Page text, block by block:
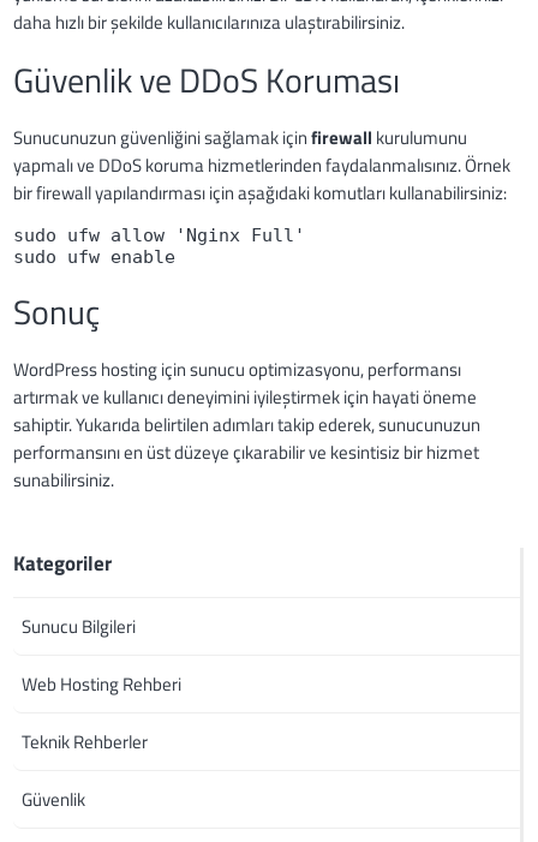
daha hızlı bir şekilde kullanıcılarınıza ulaştırabilirsiniz.
Güvenlik ve DDoS Koruması
Sunucunuzun güvenliğini sağlamak içinfirewall kurulumunu
yapmalı ve DDoS koruma hizmetlerinden faydalanmalısınız. Örnek
bir firewall yapılandırması için aşağıdaki komutları kullanabilirsiniz:
sudo ufw allow 'Nginx Full'
sudo ufw enable
Sonuç
WordPress hosting için sunucu optimizasyonu, performansı
artırmak ve kullanıcı deneyimini iyileştirmek için hayati öneme
sahiptir. Yukarıda belirtilen adımları takip ederek, sunucunuzun
performansını en üst düzeye çıkarabilir ve kesintisiz bir hizmet
sunabilirsiniz.
Kategoriler
Sunucu Bilgileri
Web Hosting Rehberi
Teknik Rehberler
Güvenlik